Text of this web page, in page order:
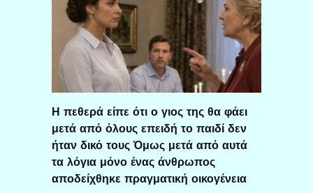
Η πεθερά είπε ότι ο γιος της θα φάει
μετά από όλους επειδή το παιδί δεν
ήταν δικό τους Όμως μετά από αυτά
τα λόγια μόνο ένας άνθρωπος
αποδείχθηκε πραγματική οικογένεια